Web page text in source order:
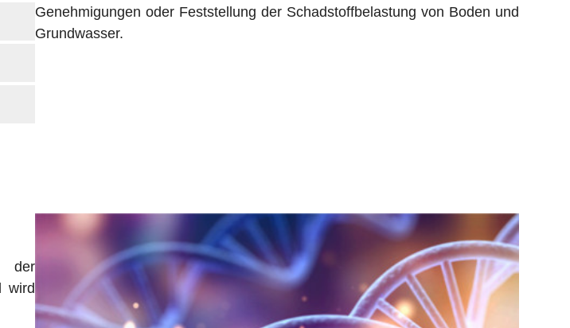
Genehmigungen oder Feststellung der Schadstoffbelastung von Boden und
Grundwasser.
der
wird